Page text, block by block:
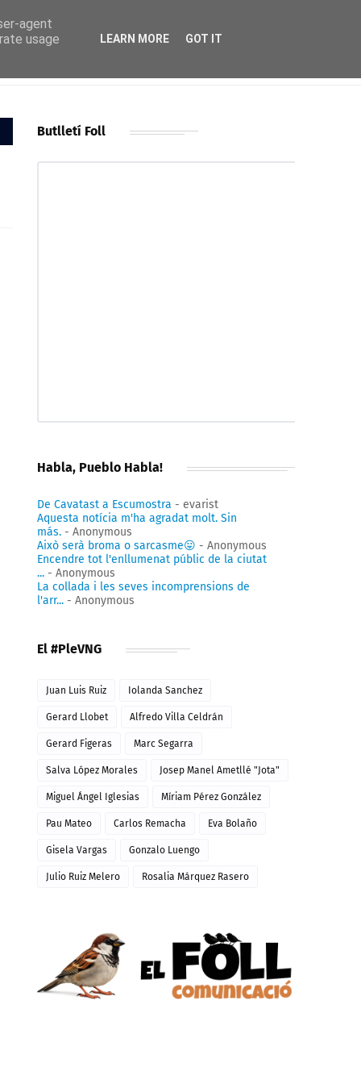
Butlletí Foll
Habla, Pueblo Habla!
De Cavatast a Escumostra - evarist
Aquesta notícia m'ha agradat molt. Sin
más. - Anonymous
Això serà broma o sarcasme😛 - Anonymous
Encendre tot l'enllumenat públic de la ciutat
... - Anonymous
La collada i les seves incomprensions de
l'arr... - Anonymous
El #PleVNG
Juan Luis Ruiz Iolanda Sanchez
Gerard Llobet Alfredo Villa Celdrán
Gerard Figeras Marc Segarra
Salva López Morales Josep Manel Ametllé "Jota"
Miguel Ángel Iglesias Míriam Pérez González
Pau Mateo Carlos Remacha Eva Bolaño
Gisela Vargas Gonzalo Luengo
Julio Ruiz Melero Rosalia Márquez Rasero
agent
usage
LEARN MORE GOT IT